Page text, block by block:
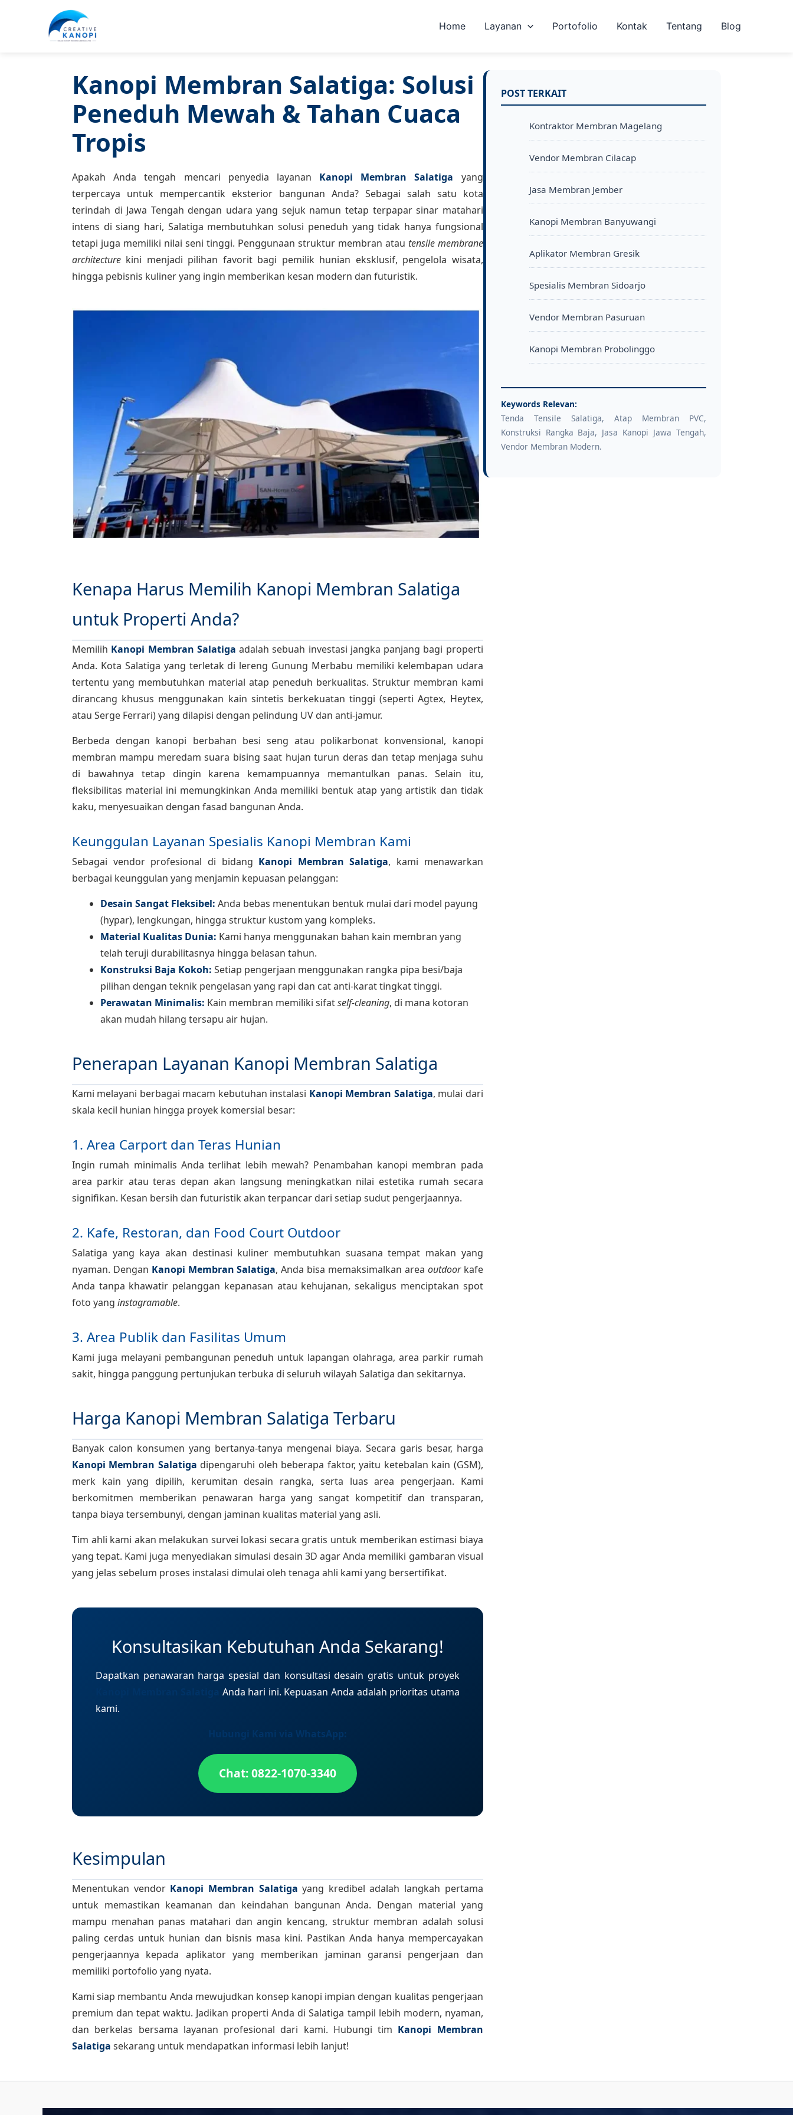
Home Layanan Portofolio Kontak Tentang Blog
Kanopi Membran Salatiga: Solusi
Peneduh Mewah & Tahan Cuaca
Tropis
Apakah Anda tengah mencari penyedia layanan Kanopi Membran Salatiga yang
terpercaya untuk mempercantik eksterior bangunan Anda? Sebagai salah satu kota
terindah di Jawa Tengah dengan udara yang sejuk namun tetap terpapar sinar matahari
intens di siang hari, Salatiga membutuhkan solusi peneduh yang tidak hanya fungsional
tetapi juga memiliki nilai seni tinggi. Penggunaan struktur membran atau tensile membrane
architecture kini menjadi pilihan favorit bagi pemilik hunian eksklusif, pengelola wisata,
hingga pebisnis kuliner yang ingin memberikan kesan modern dan futuristik.
Kenapa Harus Memilih Kanopi Membran Salatiga
untuk Properti Anda?
Memilih Kanopi Membran Salatiga adalah sebuah investasi jangka panjang bagi properti
Anda. Kota Salatiga yang terletak di lereng Gunung Merbabu memiliki kelembapan udara
tertentu yang membutuhkan material atap peneduh berkualitas. Struktur membran kami
dirancang khusus menggunakan kain sintetis berkekuatan tinggi (seperti Agtex, Heytex,
atau Serge Ferrari) yang dilapisi dengan pelindung UV dan anti-jamur.
Berbeda dengan kanopi berbahan besi seng atau polikarbonat konvensional, kanopi
membran mampu meredam suara bising saat hujan turun deras dan tetap menjaga suhu
di bawahnya tetap dingin karena kemampuannya memantulkan panas. Selain itu,
fleksibilitas material ini memungkinkan Anda memiliki bentuk atap yang artistik dan tidak
kaku, menyesuaikan dengan fasad bangunan Anda.
Keunggulan Layanan Spesialis Kanopi Membran Kami
Sebagai vendor profesional di bidang Kanopi Membran Salatiga, kami menawarkan
berbagai keunggulan yang menjamin kepuasan pelanggan:
Desain Sangat Fleksibel: Anda bebas menentukan bentuk mulai dari model payung
(hypar), lengkungan, hingga struktur kustom yang kompleks.
Material Kualitas Dunia: Kami hanya menggunakan bahan kain membran yang
telah teruji durabilitasnya hingga belasan tahun.
Konstruksi Baja Kokoh: Setiap pengerjaan menggunakan rangka pipa besi/baja
pilihan dengan teknik pengelasan yang rapi dan cat anti-karat tingkat tinggi.
Perawatan Minimalis: Kain membran memiliki sifatself-cleaning, di mana kotoran
akan mudah hilang tersapu air hujan.
Penerapan Layanan Kanopi Membran Salatiga
Kami melayani berbagai macam kebutuhan instalasi Kanopi Membran Salatiga, mulai dari
skala kecil hunian hingga proyek komersial besar:
1. Area Carport dan Teras Hunian
Ingin rumah minimalis Anda terlihat lebih mewah? Penambahan kanopi membran pada
area parkir atau teras depan akan langsung meningkatkan nilai estetika rumah secara
signifikan. Kesan bersih dan futuristik akan terpancar dari setiap sudut pengerjaannya.
2. Kafe, Restoran, dan Food Court Outdoor
Salatiga yang kaya akan destinasi kuliner membutuhkan suasana tempat makan yang
nyaman. Dengan Kanopi Membran Salatiga, Anda bisa memaksimalkan area outdoorkafe
Anda tanpa khawatir pelanggan kepanasan atau kehujanan, sekaligus menciptakan spot
foto yang instagramable.
3. Area Publik dan Fasilitas Umum
Kami juga melayani pembangunan peneduh untuk lapangan olahraga, area parkir rumah
sakit, hingga panggung pertunjukan terbuka di seluruh wilayah Salatiga dan sekitarnya.
Harga Kanopi Membran Salatiga Terbaru
Banyak calon konsumen yang bertanya-tanya mengenai biaya. Secara garis besar, harga
Kanopi Membran Salatiga dipengaruhi oleh beberapa faktor, yaitu ketebalan kain (GSM),
merk kain yang dipilih, kerumitan desain rangka, serta luas area pengerjaan. Kami
berkomitmen memberikan penawaran harga yang sangat kompetitif dan transparan,
tanpa biaya tersembunyi, dengan jaminan kualitas material yang asli.
Tim ahli kami akan melakukan survei lokasi secara gratis untuk memberikan estimasi biaya
yang tepat. Kami juga menyediakan simulasi desain 3D agar Anda memiliki gambaran visual
yang jelas sebelum proses instalasi dimulai oleh tenaga ahli kami yang bersertifikat.
Konsultasikan Kebutuhan Anda Sekarang!
Dapatkan penawaran harga spesial dan konsultasi desain gratis untuk proyek
Anda hari ini. Kepuasan Anda adalah prioritas utama
kami.
Hubungi Kami via WhatsApp:
Chat: 0822-1070-3340
Kesimpulan
Menentukan vendor Kanopi Membran Salatiga yang kredibel adalah langkah pertama
untuk memastikan keamanan dan keindahan bangunan Anda. Dengan material yang
mampu menahan panas matahari dan angin kencang, struktur membran adalah solusi
paling cerdas untuk hunian dan bisnis masa kini. Pastikan Anda hanya mempercayakan
pengerjaannya kepada aplikator yang memberikan jaminan garansi pengerjaan dan
memiliki portofolio yang nyata.
Kami siap membantu Anda mewujudkan konsep kanopi impian dengan kualitas pengerjaan
premium dan tepat waktu. Jadikan properti Anda di Salatiga tampil lebih modern, nyaman,
dan berkelas bersama layanan profesional dari kami. Hubungi tim Kanopi Membran
Salatiga sekarang untuk mendapatkan informasi lebih lanjut!
POST TERKAIT
Kontraktor Membran Magelang
Vendor Membran Cilacap
Jasa Membran Jember
Kanopi Membran Banyuwangi
Aplikator Membran Gresik
Spesialis Membran Sidoarjo
Vendor Membran Pasuruan
Kanopi Membran Probolinggo
Keywords Relevan:
Tenda Tensile Salatiga, Atap Membran PVC,
Konstruksi Rangka Baja, Jasa Kanopi Jawa Tengah,
Vendor Membran Modern.